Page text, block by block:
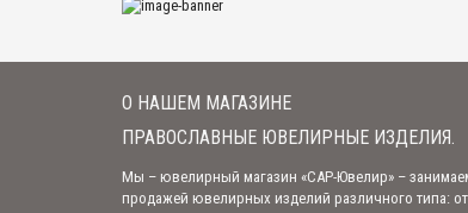
О НАШЕМ МАГАЗИНЕ
ПРАВОСЛАВНЫЕ ЮВЕЛИРНЫЕ ИЗДЕЛИЯ.
Мы – ювелирный магазин «САР-Ювелир» –
продажей ювелирных изделий различного типа: